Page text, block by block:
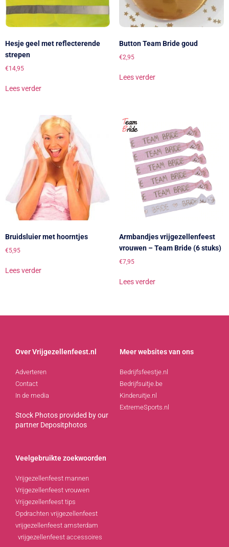
Hesje geel met reflecterende
strepen
€14,95
Lees verder
Button Team Bride goud
€2,95
Lees verder
Bruidsluier met hoorntjes
€5,95
Lees verder
Armbandjes vrijgezellenfeest
vrouwen – Team Bride (6 stuks)
€7,95
Lees verder
Over Vrijgezellenfeest.nl
Adverteren
Contact
In de media
Stock Photos provided by our
partner Depositphotos
Meer websites van ons
Bedrijfsfeestje.nl
Bedrijfsuitje.be
Kinderuitje.nl
ExtremeSports.nl
Veelgebruikte zoekwoorden
Vrijgezellenfeest mannen
Vrijgezellenfeest vrouwen
Vrijgezellenfeest tips
Opdrachten vrijgezellenfeest
vrijgezellenfeest amsterdam
vrijgezellenfeest accessoires